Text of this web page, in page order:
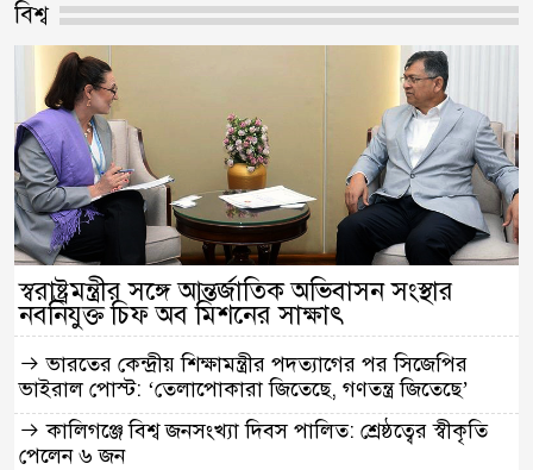
বিশ্ব
স্বরাষ্ট্রমন্ত্রীর সঙ্গে আন্তর্জাতিক অভিবাসন সংস্থার
নবনিযুক্ত চিফ অব মিশনের সাক্ষাৎ
ভারতের কেন্দ্রীয় শিক্ষামন্ত্রীর পদত্যাগের পর সিজেপির
ভাইরাল পোস্ট: ‘তেলাপোকারা জিতেছে, গণতন্ত্র জিতেছে’
কালিগঞ্জে বিশ্ব জনসংখ্যা দিবস পালিত: শ্রেষ্ঠত্বের স্বীকৃতি
পেলেন ৬ জন